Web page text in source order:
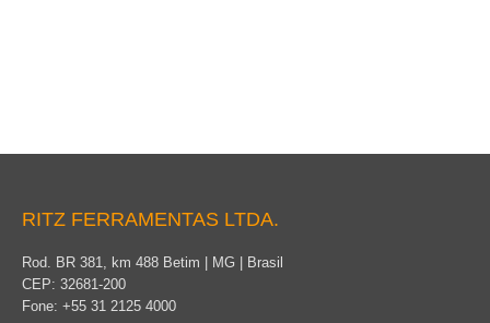
RITZ FERRAMENTAS LTDA.
Rod. BR 381, km 488 Betim | MG | Brasil
CEP: 32681-200
Fone: +55 31 2125 4000